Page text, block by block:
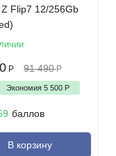
Flip7 12/256Gb
Р 91 490 Р
Экономия 5 500 Р
баллов
В корзину